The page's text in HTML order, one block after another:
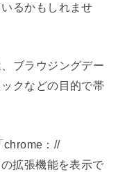
るかもしれませ
ブラウジングデー
クなどの目的で帯
chrome：//
拡張機能を表示で